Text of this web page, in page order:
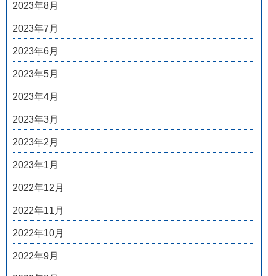
2023年8月
2023年7月
2023年6月
2023年5月
2023年4月
2023年3月
2023年2月
2023年1月
2022年12月
2022年11月
2022年10月
2022年9月